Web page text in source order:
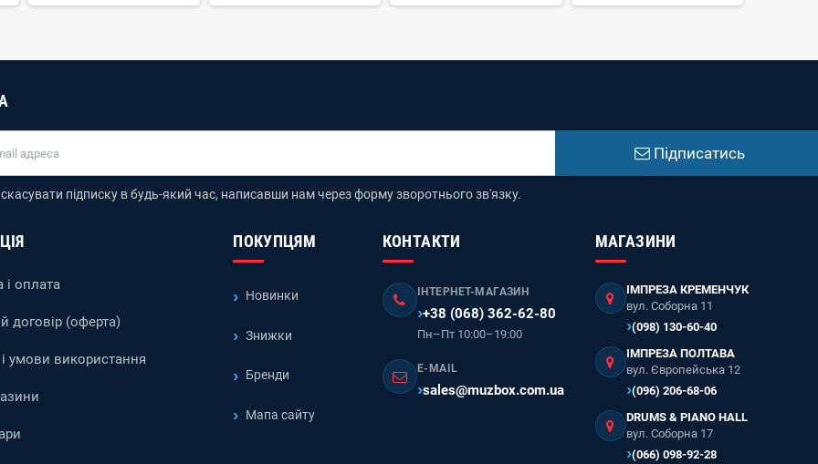
Підписатись
підписку в будь-який час, написавши нам через форму зворотнього зв'язку.
і оплата
договір (оферта)
умови використання
ПОКУПЦЯМ
Новинки
Знижки
Бренди
Мапа сайту
КОНТАКТИ
ІНТЕРНЕТ-МАГАЗИН
+38 (068) 362-62-80
Пн–Пт 10:00–19:00
E-MAIL
sales@muzbox.com.ua
МАГАЗИНИ
ІМПРЕЗА КРЕМЕНЧУК
вул. Соборна 11
(098) 130-60-40
ІМПРЕЗА ПОЛТАВА
вул. Європейська 12
(096) 206-68-06
DRUMS & PIANO HALL
вул. Соборна 17
(066) 098-92-28